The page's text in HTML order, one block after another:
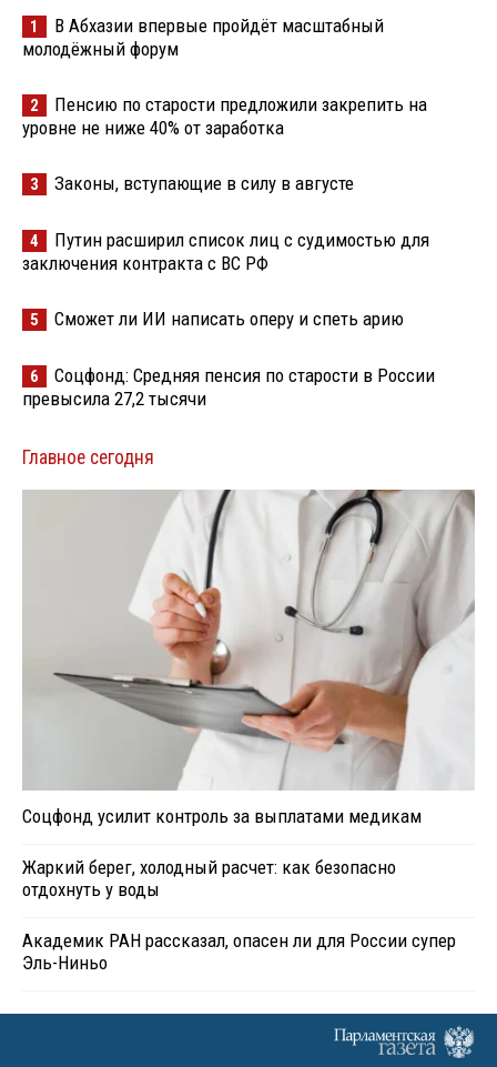
1
В Абхазии впервые пройдёт масштабный
молодёжный форум
2
Пенсию по старости предложили закрепить на
уровне не ниже 40% от заработка
3 Законы, вступающие в силу в августе
4
Путин расширил список лиц с судимостью для
заключения контракта с ВС РФ
5 Сможет ли ИИ написать оперу и спеть арию
6
Соцфонд: Средняя пенсия по старости в России
превысила 27,2 тысячи
Главное сегодня
Соцфонд усилит контроль за выплатами медикам
Жаркий берег, холодный расчет: как безопасно
отдохнуть у воды
Академик РАН рассказал, опасен ли для России супер
Эль-Ниньо